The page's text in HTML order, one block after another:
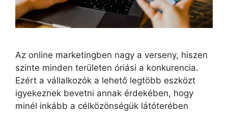
Az online marketingben nagy a verseny, hiszen
szinte minden területen óriási a konkurencia.
Ezért a vállalkozók a lehető legtöbb eszközt
igyekeznek bevetni annak érdekében, hogy
minél inkább a célközönségük látóterében